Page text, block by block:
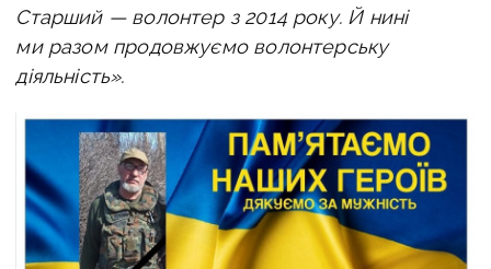
Старший — волонтер з 2014 року. Й нині
ми разом продовжуємо волонтерську
діяльність».